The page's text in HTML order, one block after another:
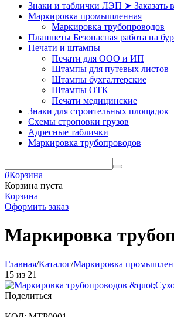
Знаки и таблички ЛЭП ➤ Заказать
Маркировка промышленная
Маркировка трубопроводов
Планшеты Безопасная работа на
Печати и штампы
Печати для ООО и ИП
Штампы для путевых листов
Штампы бухгалтерские
Штампы ОТК
Печати медицинские
Знаки для строительных площадок
Схемы строповки грузов
Адресные таблички
Маркировка трубопроводов
0Корзина
Корзина пуста
Корзина
Оформить заказ
Маркировка
Главная/Каталог/Маркировка
15 из 21
Поделиться